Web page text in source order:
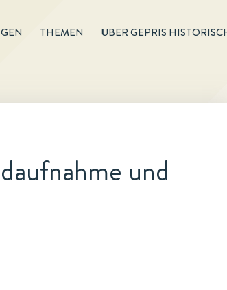
THEMEN ÜBER GEPRIS
und